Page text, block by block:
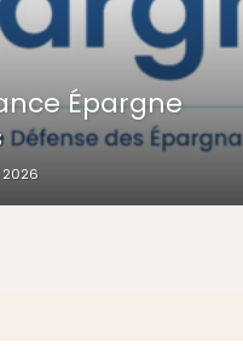
Épargne
2026